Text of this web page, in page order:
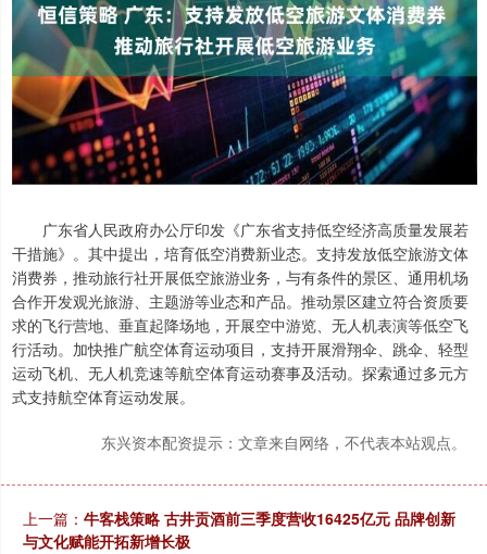
广东省人民政府办公厅印发《广东省支持低空经济高质量发展若
干措施》。其中提出，培育低空消费新业态。支持发放低空旅游文体
消费券，推动旅行社开展低空旅游业务，与有条件的景区、通用机场
合作开发观光旅游、主题游等业态和产品。推动景区建立符合资质要
求的飞行营地、垂直起降场地，开展空中游览、无人机表演等低空飞
行活动。加快推广航空体育运动项目，支持开展滑翔伞、跳伞、轻型
运动飞机、无人机竞速等航空体育运动赛事及活动。探索通过多元方
式支持航空体育运动发展。
东兴资本配资提示：文章来自网络，不代表本站观点。
上一篇： 牛客栈策略 古井贡酒前三季度营收16425亿元 品牌创新
与文化赋能开拓新增长极